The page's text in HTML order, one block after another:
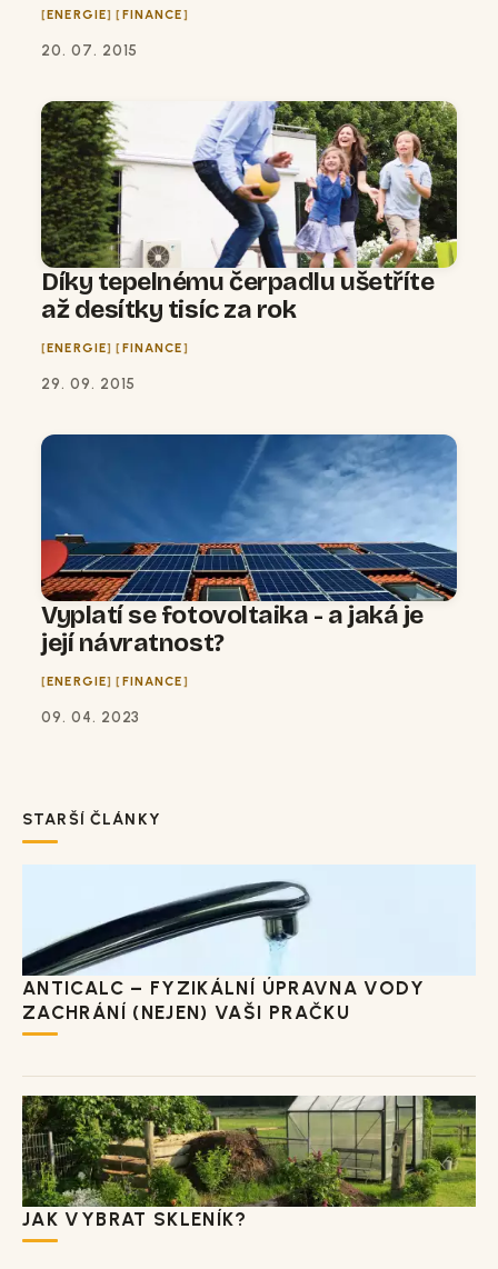
ENERGIE FINANCE
20. 07. 2015
Díky tepelnému čerpadlu ušetříte
až desítky tisíc za rok
ENERGIE FINANCE
29. 09. 2015
Vyplatí se fotovoltaika - a jaká je
její návratnost?
ENERGIE FINANCE
09. 04. 2023
STARŠÍ ČLÁNKY
ANTICALC – FYZIKÁLNÍ ÚPRAVNA VODY
ZACHRÁNÍ (NEJEN) VAŠI PRAČKU
JAK VYBRAT SKLENÍK?